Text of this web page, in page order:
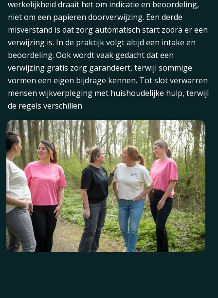
werkelijkheid draait het om indicatie en beoordeling,
niet om een papieren doorverwijzing. Een derde
misverstand is dat zorg automatisch start zodra er een
verwijzing is. In de praktijk volgt altijd een intake en
beoordeling. Ook wordt vaak gedacht dat een
verwijzing gratis zorg garandeert, terwijl sommige
vormen een eigen bijdrage kennen. Tot slot verwarren
mensen wijkverpleging met huishoudelijke hulp, terwijl
de regels verschillen.